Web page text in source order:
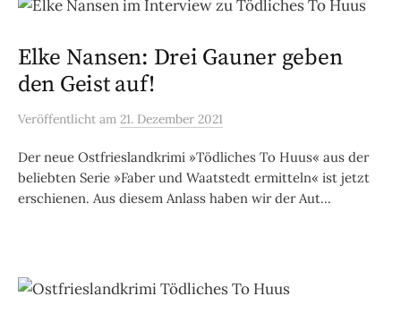
Elke Nansen: Drei Gauner geben
den Geist auf!
Veröffentlicht am 21. Dezember 2021
Der neue Ostfrieslandkrimi »Tödliches To Huus« aus der
beliebten Serie »Faber und Waatstedt ermitteln« ist jetzt
erschienen. Aus diesem Anlass haben wir der Aut...